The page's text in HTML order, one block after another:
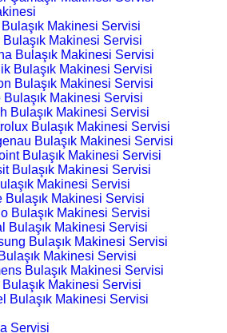
Makinesi Servisi
Makinesi Servisi
Bulaşık Makinesi Servisi
Bulaşık Makinesi Servisi
Bulaşık Makinesi Servisi
Bulaşık Makinesi Servisi
Bulaşık Makinesi Servisi
Bulaşık Makinesi Servisi
Bulaşık Makinesi Servisi
Bulaşık Makinesi Servisi
Bulaşık Makinesi Servisi
Makinesi Servisi
Bulaşık Makinesi Servisi
Bulaşık Makinesi Servisi
Bulaşık Makinesi Servisi
Bulaşık Makinesi Servisi
Makinesi Servisi
Bulaşık Makinesi Servisi
Makinesi Servisi
Bulaşık Makinesi Servisi
Servisi